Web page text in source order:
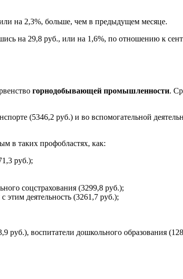
на 2,3%, больше, чем в предыдущем месяце.
на 29,8 руб., или на 1,6%, по отношению к
горнодобывающей промышленности.
(5346,2 руб.) и во вспомогательной
в таких профобластях, как:
руб.);
соцстрахования (3299,8 руб.);
этим деятельность (3261,7 руб.);
руб.), воспитатели дошкольного образования